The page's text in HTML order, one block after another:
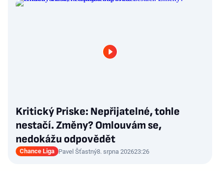
Kritický Priske: Nepřijatelné, tohle
nestačí. Změny? Omlouvám se,
nedokážu odpovědět
Chance Liga Pavel Šťastný8. srpna 202623:26